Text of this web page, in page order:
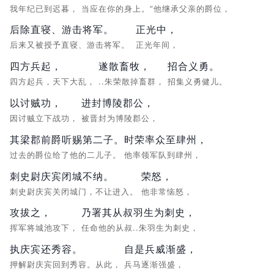
我年纪已到迟暮， 当应在你的身上。”他继承父亲的爵位，
后除直寝、游击将军。
后来又被授予直寝、游击将军。
正光中，
正光年间，
四方兵起，
四方起兵，天下大乱，
遂散畜牧，
..朱荣散掉畜群，
招合义勇。
招集义勇健儿。
以讨贼功，
因讨贼立下战功，
进封博陵郡公，
被晋封为博陵郡公，
其梁郡前爵听赐第二子。
过去的爵位给了他的二儿子。
时荣率众至肆州，
他率领军队到肆州，
刺史尉庆宾闭城不纳。
刺史尉庆宾关闭城门，不让进入。
荣怒，
他非常恼怒，
攻拔之，
挥军将城池攻下，
乃署其从叔羽生为刺史，
任命他的从叔..朱羽生为刺史，
执庆宾还秀容。
押解尉庆宾回到秀容。从此，
自是兵威渐盛，
兵马逐渐强盛，